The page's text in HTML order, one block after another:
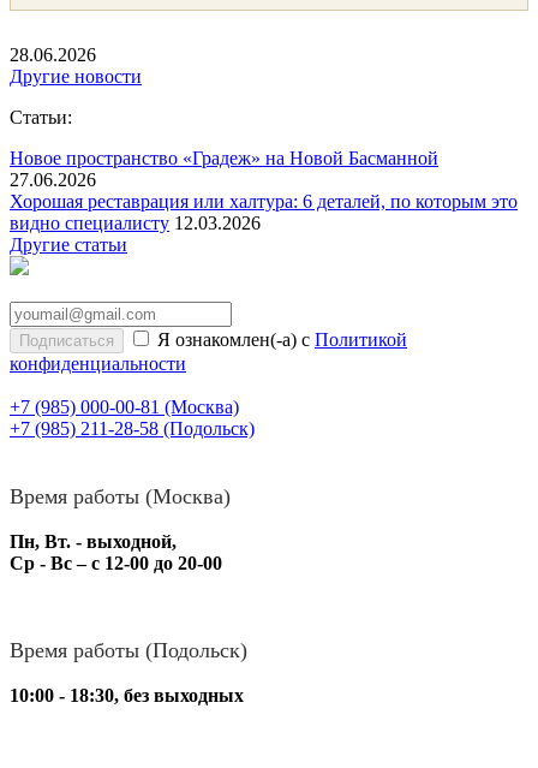
28.06.2026
Другие новости
Статьи:
Новое пространство «Градеж» на Новой Басманной
27.06.2026
Хорошая реставрация или халтура: 6 деталей, по которым это
видно специалисту 12.03.2026
Другие статьи
Я ознакомлен(-а) с Политикой
конфиденциальности
+7 (985) 000-00-81 (Москва)
+7 (985) 211-28-58 (Подольск)
Время работы (Москва)
Пн, Вт. - выходной,
Ср - Вс – с 12-00 до 20-00
Время работы (Подольск)
10:00 - 18:30, без выходных